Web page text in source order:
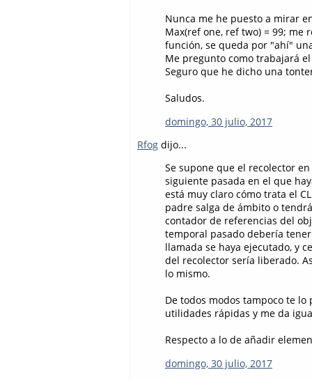
Nunca me he puesto a mirar
Max(ref one, ref two) = 99; me
función, se queda por "ahí"
Me pregunto como trabajará
Seguro que he dicho una
Saludos.
domingo, 30 julio, 2017
Rfog dijo...
Se supone que el recolector
siguiente pasada en el que
está muy claro cómo trata el
padre salga de ámbito o
contador de referencias del
temporal pasado debería
llamada se haya ejecutado, y
del recolector sería liberado.
lo mismo.
De todos modos tampoco te
utilidades rápidas y me da
Respecto a lo de añadir
domingo, 30 julio, 2017